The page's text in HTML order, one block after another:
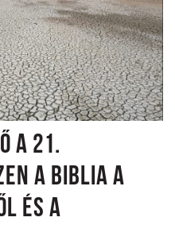
A 21.
A BIBLIA A
ÉS A